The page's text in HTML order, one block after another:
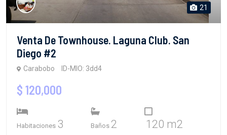
21
Venta De Townhouse. Laguna Club. San
Diego #2
Carabobo ID-MIO: 3dd4
$ 120,000
Habitaciones 3 Baños 2 120 m2